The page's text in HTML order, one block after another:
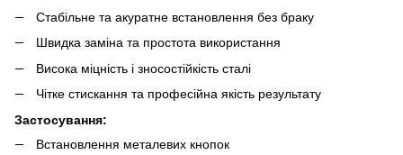
Стабільне та акуратне встановлення без браку
Швидка заміна та простота використання
Висока міцність і зносостійкість сталі
Чітке стискання та професійна якість результату
Застосування:
Встановлення металевих кнопок